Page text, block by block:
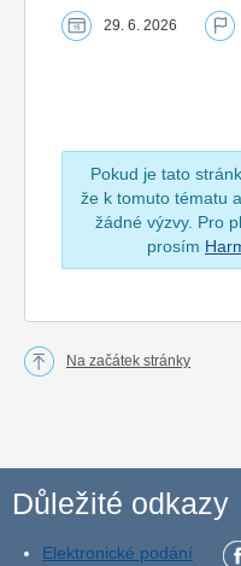
29. 6. 2026
Pokud je tato
že k tomuto tématu
žádné výzvy. Pro
prosím
Na začátek stránky
Důležité odkazy
Elektronické podání